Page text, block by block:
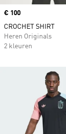
Price
€ 100
CROCHET SHIRT
Heren Originals
2 kleuren